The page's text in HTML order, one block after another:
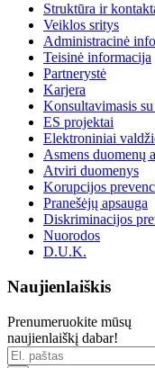
Struktūra ir
Veiklos sritys
Administracinė
Teisinė informacija
Partnerystė
Karjera
Konsultavimasis
ES projektai
Elektroniniai
Asmens duomenų
Atviri duomenys
Korupcijos
Pranešėjų apsauga
Diskriminacijos
Nuorodos
D.U.K.
Naujienlaiškis
Prenumeruokite mūsų
naujienlaiškį dabar!